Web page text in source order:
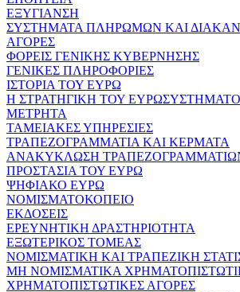
ΕΞΥΓΙΑΝΣΗ
ΣΥΣΤΗΜΑΤΑ ΠΛΗΡΩΜΩΝ ΚΑΙ
ΑΓΟΡΕΣ
ΦΟΡΕΙΣ ΓΕΝΙΚΗΣ ΚΥΒΕΡΝΗΣΗΣ
ΓΕΝΙΚΕΣ ΠΛΗΡΟΦΟΡΙΕΣ
ΙΣΤΟΡΙΑ ΤΟΥ ΕΥΡΩ
Η ΣΤΡΑΤΗΓΙΚΗ ΤΟΥ
ΜΕΤΡΗΤΑ
ΤΑΜΕΙΑΚΕΣ ΥΠΗΡΕΣΙΕΣ
ΤΡΑΠΕΖΟΓΡΑΜΜΑΤΙΑ ΚΑΙ ΚΕΡΜΑΤΑ
ΑΝΑΚΥΚΛΩΣΗ
ΠΡΟΣΤΑΣΙΑ ΤΟΥ ΕΥΡΩ
ΨΗΦΙΑΚΟ ΕΥΡΩ
ΝΟΜΙΣΜΑΤΟΚΟΠΕΙΟ
ΕΚΔΟΣΕΙΣ
ΕΡΕΥΝΗΤΙΚΗ ΔΡΑΣΤΗΡΙΟΤΗΤΑ
ΕΞΩΤΕΡΙΚΟΣ ΤΟΜΕΑΣ
ΝΟΜΙΣΜΑΤΙΚΗ ΚΑΙ ΤΡΑΠΕΖΙΚΗ
ΜΗ ΝΟΜΙΣΜΑΤΙΚΑ
ΧΡΗΜΑΤΟΠΙΣΤΩΤΙΚΕΣ ΑΓΟΡΕΣ